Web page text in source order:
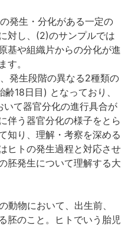
発生・分化がある一定の
対し、(2)のサンプルでは
基や組織片からの分化が進
す。
発生段階の異なる2種類の
18日目) となっており、
て器官分化の進行具合が
伴う器官分化の様子をとら
知り、理解・考察を深める
ヒトの発生過程と対応させ
胚発生について理解する大
動物において、出生前、
胚のこと。ヒトでいう胎児